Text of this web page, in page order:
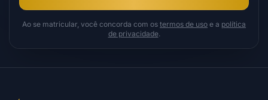
Ao se matricular, você concorda com os termos de uso e a política
de privacidade.